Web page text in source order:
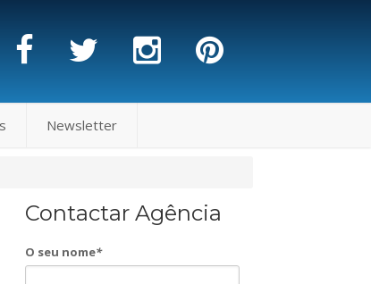
Newsletter
Contactar Agência
O seu nome*